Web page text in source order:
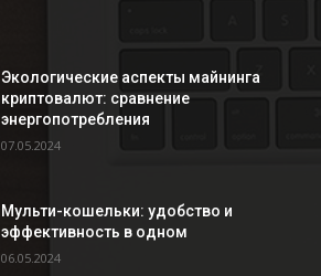
Экологические аспекты майнинга
криптовалют: сравнение
энергопотребления
07.05.2024
Мульти-кошельки: удобство и
эффективность в одном
06.05.2024